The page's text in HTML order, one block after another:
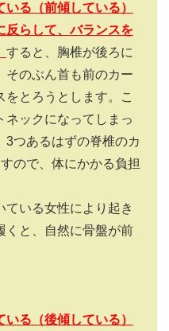
る（前傾している）
反らして、バランスを
すると、胸椎が後ろに
そのぶん首も前のカー
とろうとします。こ
ネックになってしまっ
3つあるはずの脊椎のカ
ので、体にかかる負担
ている女性により起き
くと、自然に骨盤が前
る（後傾している）